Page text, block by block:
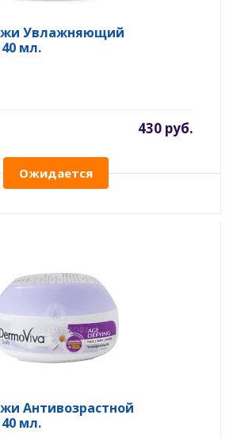
Увлажняющий
мл.
430 руб.
Ожидается
Антивозрастной
мл.